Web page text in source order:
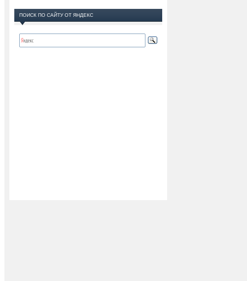
ПОИСК ПО САЙТУ ОТ ЯНДЕКС